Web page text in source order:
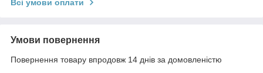
Всі умови оплати
Умови повернення
Повернення товару впродовж 14 днів за домовленістю